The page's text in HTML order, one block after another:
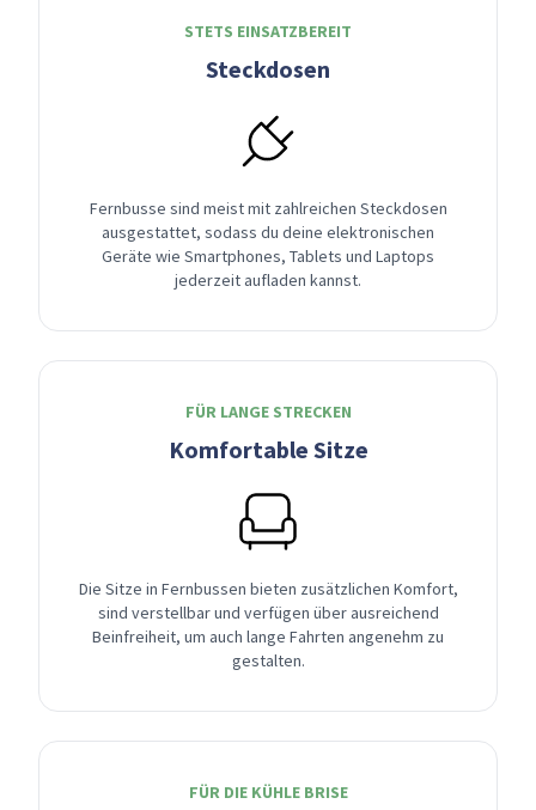
STETS EINSATZBEREIT
Steckdosen
Fernbusse sind meist mit zahlreichen Steckdosen
ausgestattet, sodass du deine elektronischen
Geräte wie Smartphones, Tablets und Laptops
jederzeit aufladen kannst.
FÜR LANGE STRECKEN
Komfortable Sitze
Die Sitze in Fernbussen bieten zusätzlichen Komfort,
sind verstellbar und verfügen über ausreichend
Beinfreiheit, um auch lange Fahrten angenehm zu
gestalten.
FÜR DIE KÜHLE BRISE